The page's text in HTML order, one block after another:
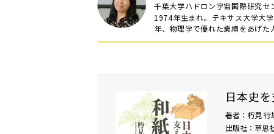
千葉大学ハドロン宇宙国際研究セ
1974年生まれ。テキサス大学大
年、物理学で優れた業績をあげた
日本史
著者：朽見 行
出版社：草思